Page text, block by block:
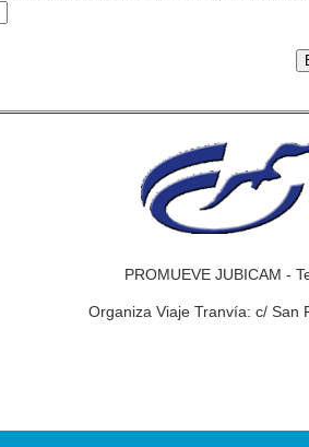
PROMUEVE JUBICAM
Organiza Viaje Tranvía: c/ San